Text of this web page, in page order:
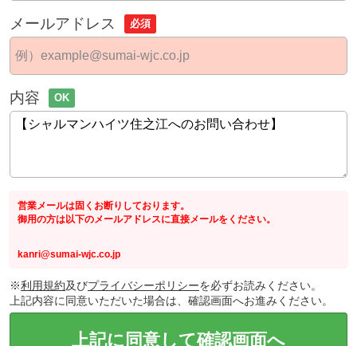
メールアドレス 必須
内容 OK
営業メールは固くお断りしております。
御用の方は以下のメールアドレスに直接メールをください。
kanri@sumai-wjc.co.jp
※利用規約及びプライバシーポリシーを必ずお読みください。
上記内容に同意いただいた場合は、確認画面へお進みください。
上記に同意して確認画面へ